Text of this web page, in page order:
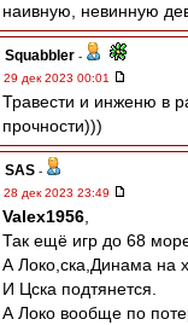
наивную, невинную
Squabbler -
29 дек 2023 00:01
Травести и инженю в
прочности)))
SAS -
28 дек 2023 23:49
Valex1956
Так ещё игр до 68
А Локо,ска,Динама на
И Цска подтянется.
А Локо вообще по